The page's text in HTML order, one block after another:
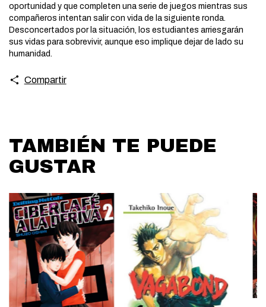
oportunidad y que completen una serie de juegos mientras sus
compañeros intentan salir con vida de la siguiente ronda.
Desconcertados por la situación, los estudiantes arriesgarán
sus vidas para sobrevivir, aunque eso implique dejar de lado su
humanidad.
Compartir
TAMBIÉN TE PUEDE
GUSTAR